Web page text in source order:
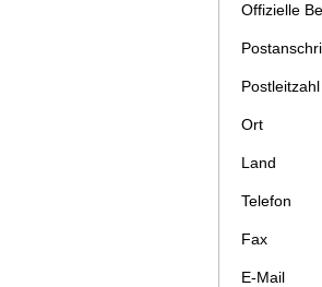
Offizielle
Postleitzahl
Ort
Land
Telefon
Fax
E-Mail